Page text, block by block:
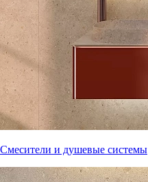
Смесители и душевые системы